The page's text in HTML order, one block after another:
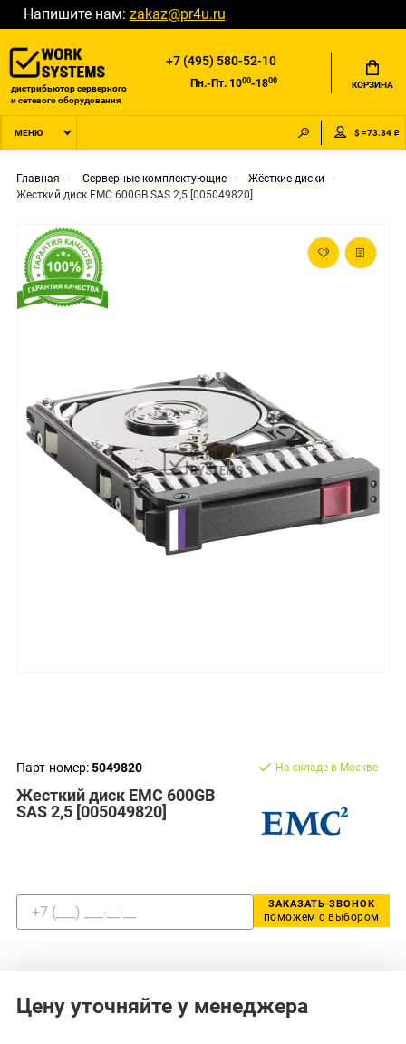
Напишите нам: zakaz@pr4u.ru
дистрибьютор серверного
и сетевого оборудования
+7 (495) 580-52-10
Пн.-Пт. 1000-1800 КОРЗИНА
МЕНЮ $ =73.34 ₽
Главная Серверные комплектующие
Жёсткие диски
Жесткий диск EMC 600GB SAS 2,5 [005049820]
Парт-номер:5049820
Жесткий диск EMC 600GB
SAS 2,5 [005049820]
На складе в Москве
ЗАКАЗАТЬ ЗВОНОК
поможем с выбором
Цену уточняйте у менеджера